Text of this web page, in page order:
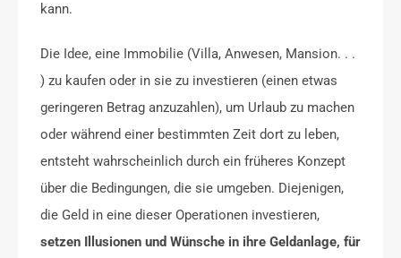
kann.
Die Idee, eine Immobilie (Villa, Anwesen, Mansion. . .
) zu kaufen oder in sie zu investieren (einen etwas
geringeren Betrag anzuzahlen), um Urlaub zu machen
oder während einer bestimmten Zeit dort zu leben,
entsteht wahrscheinlich durch ein früheres Konzept
über die Bedingungen, die sie umgeben. Diejenigen,
die Geld in eine dieser Operationen investieren,
setzen Illusionen und Wünsche in ihre Geldanlage, für